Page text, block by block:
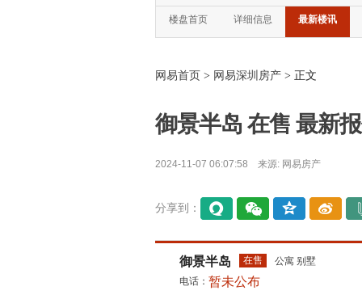
楼盘首页 详细信息 最新楼讯
网易首页 > 网易深圳房产 > 正文
御景半岛 在售 最新
2024-11-07 06:07:58 来源: 网易房产
分享到：
间
御景半岛 在售
公寓 别墅
电话： 暂未公布